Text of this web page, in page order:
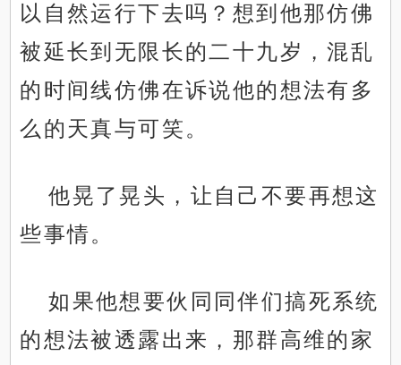
以自然运行下去吗？想到他那仿佛
被延长到无限长的二十九岁，混乱
的时间线仿佛在诉说他的想法有多
么的天真与可笑。
他晃了晃头，让自己不要再想这
些事情。
如果他想要伙同同伴们搞死系统
的想法被透露出来，那群高维的家